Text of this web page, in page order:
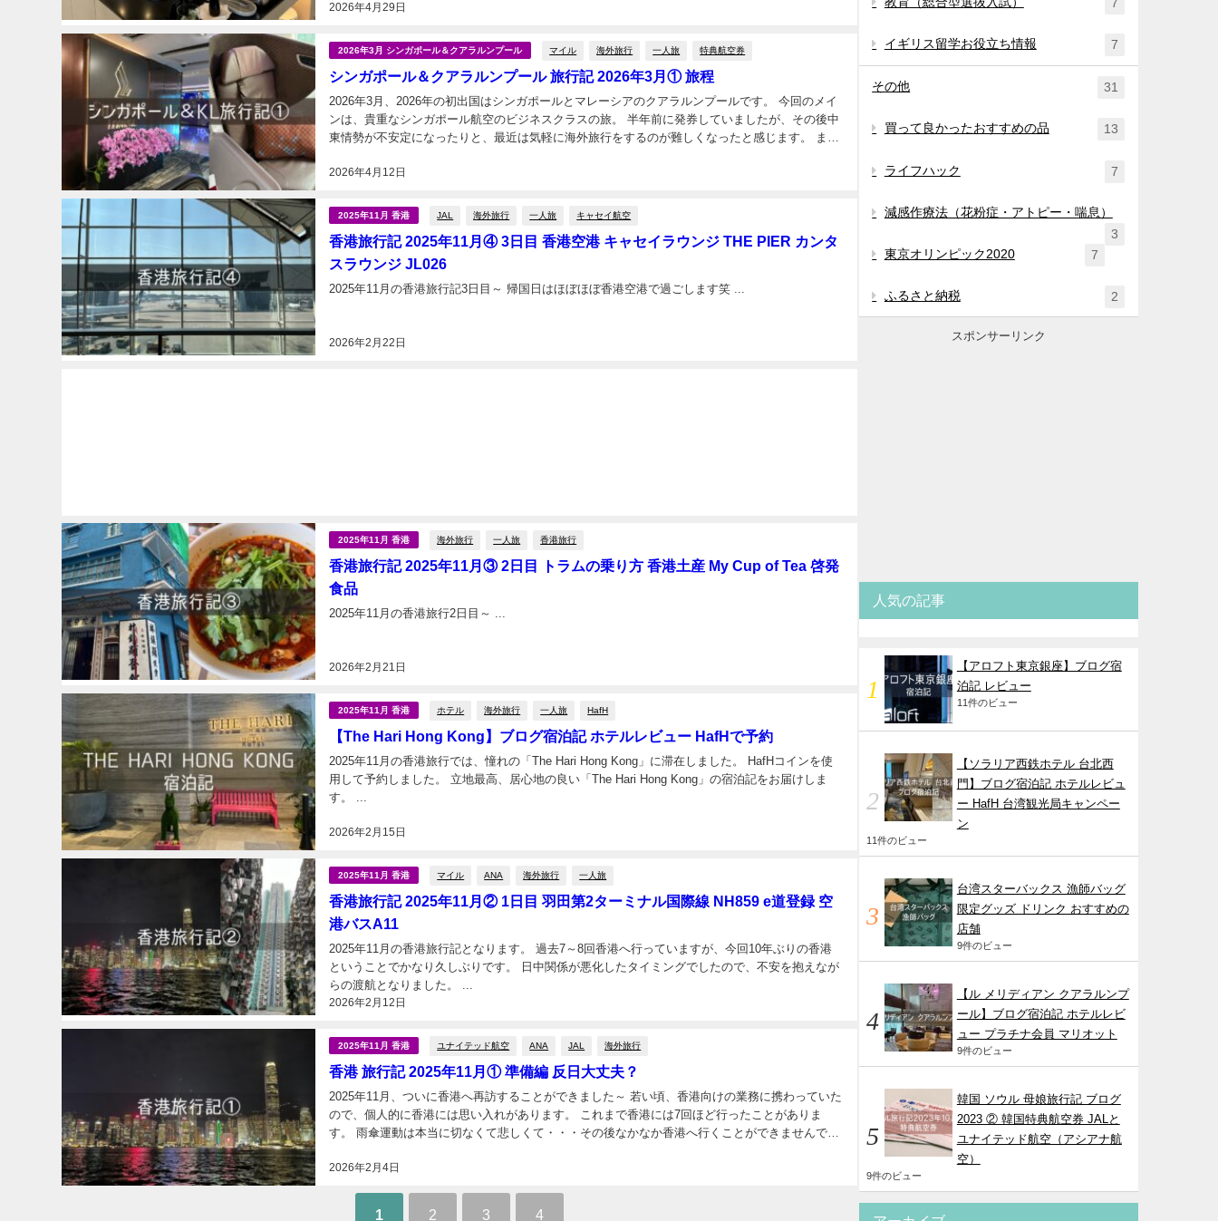
2026年4月29日
ル１ アシアナ航空ラウン...
2026年3月 シンガポール＆クアラルンプール マイル 海外旅行 一人旅 特典航空券
シンガポール＆クアラルンプール 旅行記 2026年3月① 旅程
2026年4月12日
2026年3月、2026年の初出国はシンガポールとマレーシアのクアラルンプールです。 今回のメイ
ンは、貴重なシンガポール航空のビジネスクラスの旅。 半年前に発券していましたが、その後中
東情勢が不安定になったりと、最近は気軽に海外旅行をするのが難しくなったと感じます。 まず
2025年11月 香港 JAL 海外旅行 一人旅 キャセイ航空
香港旅行記 2025年11月④ 3日目 香港空港 キャセイラウンジ THE PIER カンタ
スラウンジ JL026
2026年2月22日
2025年11月の香港旅行記3日目～ 帰国日はほぼほぼ香港空港で過ごします笑 ...
2025年11月 香港 海外旅行 一人旅 香港旅行
香港旅行記 2025年11月③ 2日目 トラムの乗り方 香港土産 My Cup of Tea 啓発
食品
2026年2月21日
2025年11月 香港 ホテル 海外旅行 一人旅 HafH
【The Hari Hong Kong】ブログ宿泊記 ホテルレビュー HafHで予約
2026年2月15日
2025年11月の香港旅行では、憧れの「The Hari Hong Kong」に滞在しました。 HafHコインを使
用して予約しました。 立地最高、居心地の良い「The Hari Hong Kong」の宿泊記をお届けしま
す。 ...
2025年11月 香港 マイル ANA 海外旅行 一人旅
香港旅行記 2025年11月② 1日目 羽田第2ターミナル国際線 NH859 e道登録 空
港バスA11
2026年2月12日
2025年11月の香港旅行記となります。 過去7～8回香港へ行っていますが、今回10年ぶりの香港
ということでかなり久しぶりです。 日中関係が悪化したタイミングでしたので、不安を抱えなが
2025年11月 香港 ユナイテッド航空 ANA JAL 海外旅行
香港 旅行記 2025年11月① 準備編 反日大丈夫？
2026年2月4日
2025年11月、ついに香港へ再訪することができました～ 若い頃、香港向けの業務に携わっていた
ので、個人的に香港には思い入れがあります。 これまで香港には7回ほど行ったことがありま
す。 雨傘運動は本当に切なくて悲しくて・・・その後なかなか香港へ行くことができませんでし
1 2 3 4
7
イギリス留学お役立ち情報 7
その他 31
買って良かったおすすめの品 13
ライフハック 7
減感作療法（花粉症・アトピー・喘息）
3
東京オリンピック2020
7
ふるさと納税 2
スポンサーリンク
人気の記事
【アロフト東京銀座】ブログ宿
泊記 レビュー
11件のビュー
【ソラリア西鉄ホテル 台北西
門】ブログ宿泊記 ホテルレビュ
ー HafH 台湾観光局キャンペー
ン
11件のビュー
台湾スターバックス 漁師バッグ
限定グッズ ドリンク おすすめの
店舗
9件のビュー
【ル メリディアン クアラルンプ
ール】ブログ宿泊記 ホテルレビ
ュー プラチナ会員 マリオット
9件のビュー
韓国 ソウル 母娘旅行記 ブログ
2023 ② 韓国特典航空券 JALと
ユナイテッド航空（アシアナ航
空）
9件のビュー